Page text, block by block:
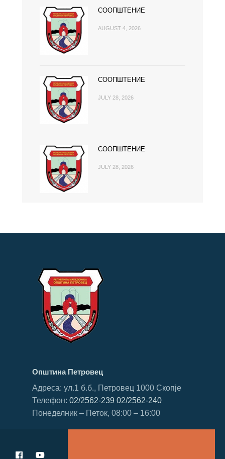
СООПШТЕНИЕ
AUGUST 4, 2026
СООПШТЕНИЕ
JULY 28, 2026
СООПШТЕНИЕ
JULY 28, 2026
Општина Петровец
Адреса: ул.1 б.б., Петровец 1000 Скопје
Телефон: 02/2562-239 02/2562-240
Понеделник – Петок, 08:00 – 16:00